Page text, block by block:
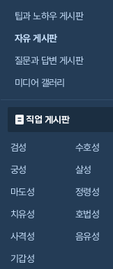
팁과 노하우 게시판
자유 게시판
질문과 답변 게시판
미디어 갤러리
직업 게시판
검성
수호성
궁성
살성
마도성
정령성
치유성
호법성
사격성
음유성
기갑성